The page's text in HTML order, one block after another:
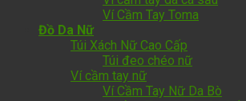
Ví Cầm Tay Toma
Đồ Da Nữ
Túi Xách Nữ Cao Cấp
Túi đeo chéo nữ
Ví cầm tay nữ
Ví Cầm Tay Nữ Da Bò